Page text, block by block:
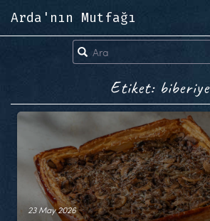
Arda'nın Mutfağı
Etiket: biberiye
23 May 2026